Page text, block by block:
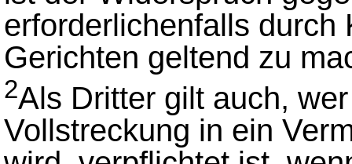
erforderlichenfalls durch
Gerichten geltend zu
2Als Dritter gilt auch,
Vollstreckung in ein